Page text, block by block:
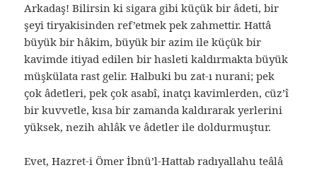
Arkadaş! Bilirsin ki sigara gibi küçük bir âdeti, bir
şeyi tiryakisinden ref’etmek pek zahmettir. Hattâ
büyük bir hâkim, büyük bir azim ile küçük bir
kavimde itiyad edilen bir hasleti kaldırmakta büyük
müşkülata rast gelir. Halbuki bu zat-ı nurani; pek
çok âdetleri, pek çok asabî, inatçı kavimlerden, cüz’î
bir kuvvetle, kısa bir zamanda kaldırarak yerlerini
yüksek, nezih ahlâk ve âdetler ile doldurmuştur.
Evet, Hazret-i Ömer İbnü’l-Hattab radıyallahu teâlâ